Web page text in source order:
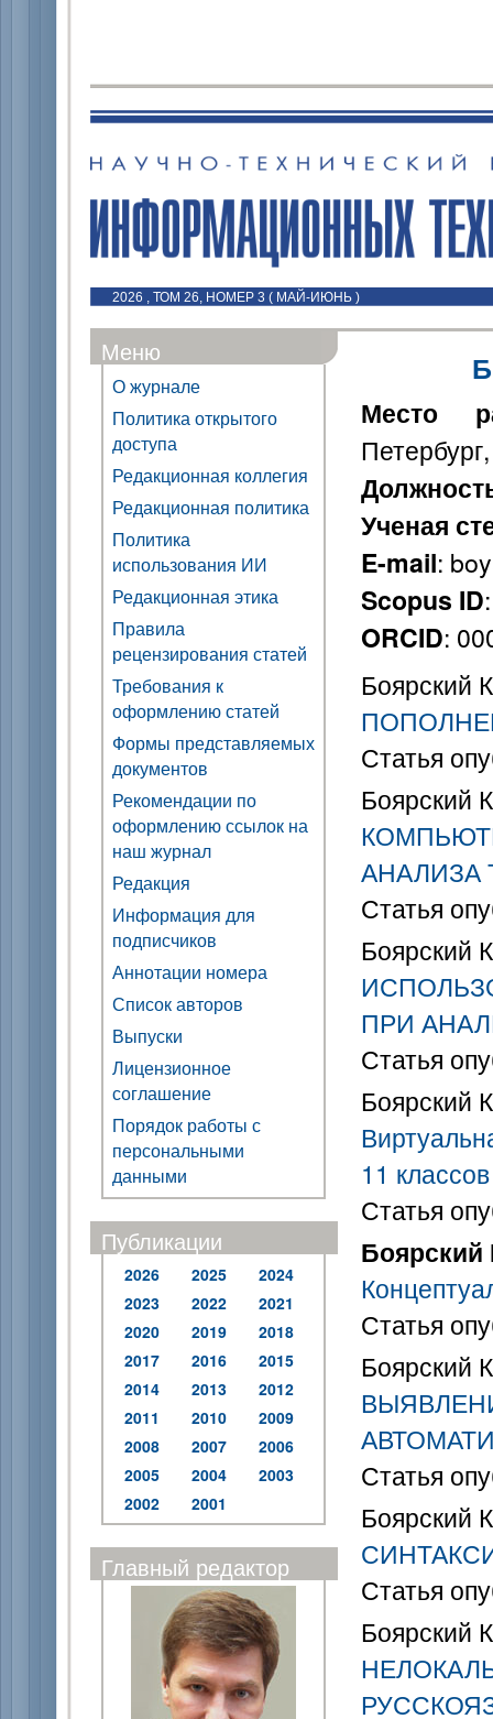
2026 , ТОМ 26, НОМЕР 3 ( МАЙ-ИЮНЬ )
Меню
О журнале
Политика открытого
доступа
Редакционная коллегия
Редакционная политика
Политика
использования ИИ
Редакционная этика
Правила
рецензирования статей
Требования к
оформлению статей
Формы представляемых
документов
Рекомендации по
оформлению ссылок на
наш журнал
Редакция
Информация для
подписчиков
Аннотации номера
Список авторов
Выпуски
Лицензионное
соглашение
Порядок работы с
персональными
данными
Публикации
2026 2025
2024
2023
2022
2021
2020
2019
2018
2017
2016
2015
2014
2013
2012
2011
2010
2009
2008
2007
2006
2005
2004
2003
2002
2001
Главный редактор
Место
Ученая
E-mail:
Scopus ID
ORCID:
Боярский
Статья
Боярский
АНАЛИЗА
Статья
Боярский
ПРИ
Статья
Боярский
11 классов
Статья
Боярский
Статья
Боярский
Статья
Боярский
Статья
Боярский